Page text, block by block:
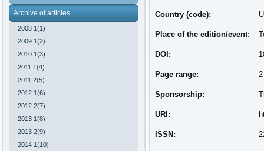
Archive of articles
2008 1(1)
2009 1(2)
2010 1(3)
2011 1(4)
2011 2(5)
2012 1(6)
2012 2(7)
2013 1(8)
2013 2(9)
2014 1(10)
Country (code):
Place of the edition/event:
DOI:
Page range:
Sponsorship:
URI:
ISSN: